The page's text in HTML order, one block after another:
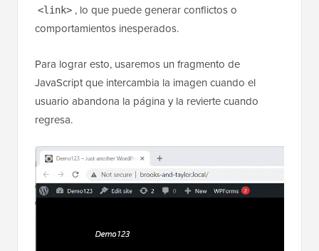
<link> , lo que puede generar conflictos o
comportamientos inesperados.
Para lograr esto, usaremos un fragmento de
JavaScript que intercambia la imagen cuando el
usuario abandona la página y la revierte cuando
regresa.